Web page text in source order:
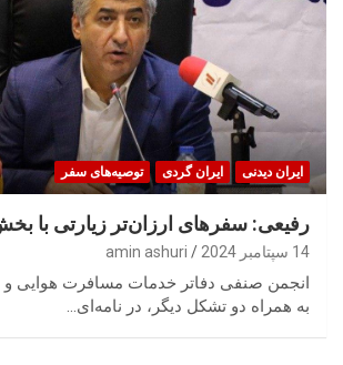
ایران‌ دیدنی ایران گردی توصیه‌های سفر
رفیعی: سفرهای ارزان‌تر زیارتی با
14 سپتامبر 2024 amin ashuri
انجمن صنفی دفاتر خدمات مسافرت هوایی و
به همراه دو تشکل دیگر، در نامه‌ای…